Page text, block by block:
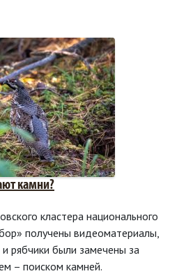
камни?
кластера национального
получены видеоматериалы,
рябчики были замечены за
– поиском камней.